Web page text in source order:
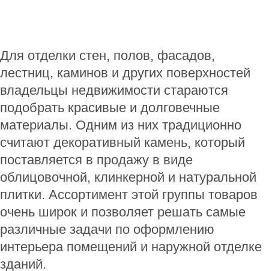
Для отделки стен, полов, фасадов,
лестниц, каминов и других поверхностей
владельцы недвижимости стараются
подобрать красивые и долговечные
материалы. Одним из них традиционно
считают декоративный камень, который
поставляется в продажу в виде
облицовочной, клинкерной и натуральной
плитки. Ассортимент этой группы товаров
очень широк и позволяет решать самые
различные задачи по оформлению
интерьера помещений и наружной отделке
зданий.